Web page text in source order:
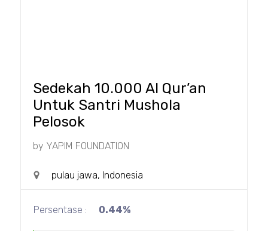
Sedekah 10.000 Al Qur’an
Untuk Santri Mushola
Pelosok
by YAPIM FOUNDATION
pulau jawa, Indonesia
Persentase : 0.44%